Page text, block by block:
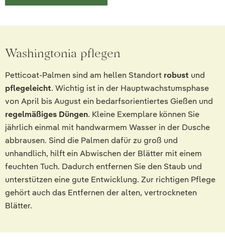
Washingtonia pflegen
Petticoat-Palmen sind am hellen Standort robust und
pflegeleicht. Wichtig ist in der Hauptwachstumsphase
von April bis August ein bedarfsorientiertes Gießen und
regelmäßiges Düngen. Kleine Exemplare können Sie
jährlich einmal mit handwarmem Wasser in der Dusche
abbrausen. Sind die Palmen dafür zu groß und
unhandlich, hilft ein Abwischen der Blätter mit einem
feuchten Tuch. Dadurch entfernen Sie den Staub und
unterstützen eine gute Entwicklung. Zur richtigen Pflege
gehört auch das Entfernen der alten, vertrockneten
Blätter.